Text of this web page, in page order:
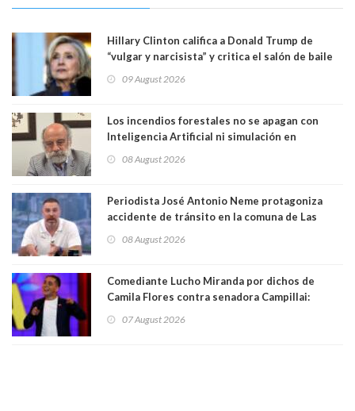
Hillary Clinton califica a Donald Trump de
“vulgar y narcisista” y critica el salón de baile
casa. Y la está destruyendo”
09 August 2026
Los incendios forestales no se apagan con
Inteligencia Artificial ni simulación en
Magister en Asentamientos Humanos PUC
08 August 2026
Periodista José Antonio Neme protagoniza
accidente de tránsito en la comuna de Las
08 August 2026
Comediante Lucho Miranda por dichos de
Camila Flores contra senadora Campillai:
forma de quitar dignidad"
07 August 2026